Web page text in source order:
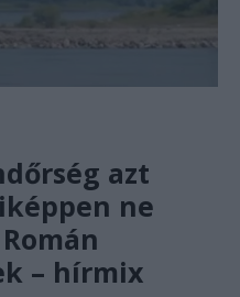
azt
ne
– hírmix